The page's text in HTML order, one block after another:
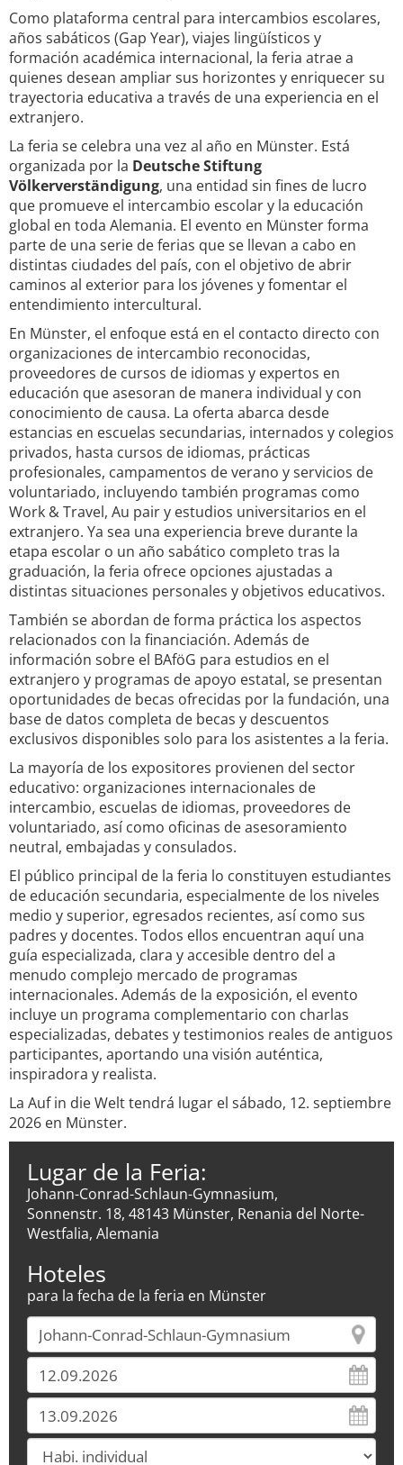
Como plataforma central para intercambios escolares,
años sabáticos (Gap Year), viajes lingüísticos y
formación académica internacional, la feria atrae a
quienes desean ampliar sus horizontes y enriquecer su
trayectoria educativa a través de una experiencia en el
extranjero.
La feria se celebra una vez al año en Münster. Está
organizada por la Deutsche Stiftung
Völkerverständigung, una entidad sin fines de lucro
que promueve el intercambio escolar y la educación
global en toda Alemania. El evento en Münster forma
parte de una serie de ferias que se llevan a cabo en
distintas ciudades del país, con el objetivo de abrir
caminos al exterior para los jóvenes y fomentar el
entendimiento intercultural.
En Münster, el enfoque está en el contacto directo con
organizaciones de intercambio reconocidas,
proveedores de cursos de idiomas y expertos en
educación que asesoran de manera individual y con
conocimiento de causa. La oferta abarca desde
estancias en escuelas secundarias, internados y colegios
privados, hasta cursos de idiomas, prácticas
profesionales, campamentos de verano y servicios de
voluntariado, incluyendo también programas como
Work & Travel, Au pair y estudios universitarios en el
extranjero. Ya sea una experiencia breve durante la
etapa escolar o un año sabático completo tras la
graduación, la feria ofrece opciones ajustadas a
distintas situaciones personales y objetivos educativos.
También se abordan de forma práctica los aspectos
relacionados con la financiación. Además de
información sobre el BAföG para estudios en el
extranjero y programas de apoyo estatal, se presentan
oportunidades de becas ofrecidas por la fundación, una
base de datos completa de becas y descuentos
exclusivos disponibles solo para los asistentes a la feria.
La mayoría de los expositores provienen del sector
educativo: organizaciones internacionales de
intercambio, escuelas de idiomas, proveedores de
voluntariado, así como oficinas de asesoramiento
neutral, embajadas y consulados.
El público principal de la feria lo constituyen estudiantes
de educación secundaria, especialmente de los niveles
medio y superior, egresados recientes, así como sus
padres y docentes. Todos ellos encuentran aquí una
guía especializada, clara y accesible dentro del a
menudo complejo mercado de programas
internacionales. Además de la exposición, el evento
incluye un programa complementario con charlas
especializadas, debates y testimonios reales de antiguos
participantes, aportando una visión auténtica,
inspiradora y realista.
La Auf in die Welt tendrá lugar el sábado, 12. septiembre
2026 en Münster.
Lugar de la Feria:
Johann-Conrad-Schlaun-Gymnasium,
Sonnenstr. 18, 48143 Münster, Renania del Norte-
Westfalia, Alemania
Hoteles
para la fecha de la feria en Münster